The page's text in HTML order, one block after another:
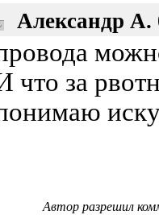
Александр А.
что за
Автор разрешил